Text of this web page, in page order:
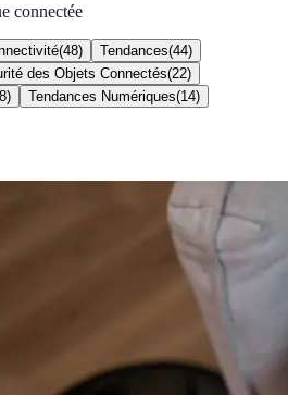
connectée
(48) Tendances(44)
des Objets Connectés(22)
) Tendances Numériques(14)